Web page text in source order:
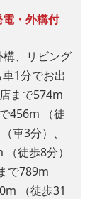
・外構付
、リビング
1分でお出
まで574m
456m （徒
車3分）、
徒歩8分）
で789m
（徒歩31